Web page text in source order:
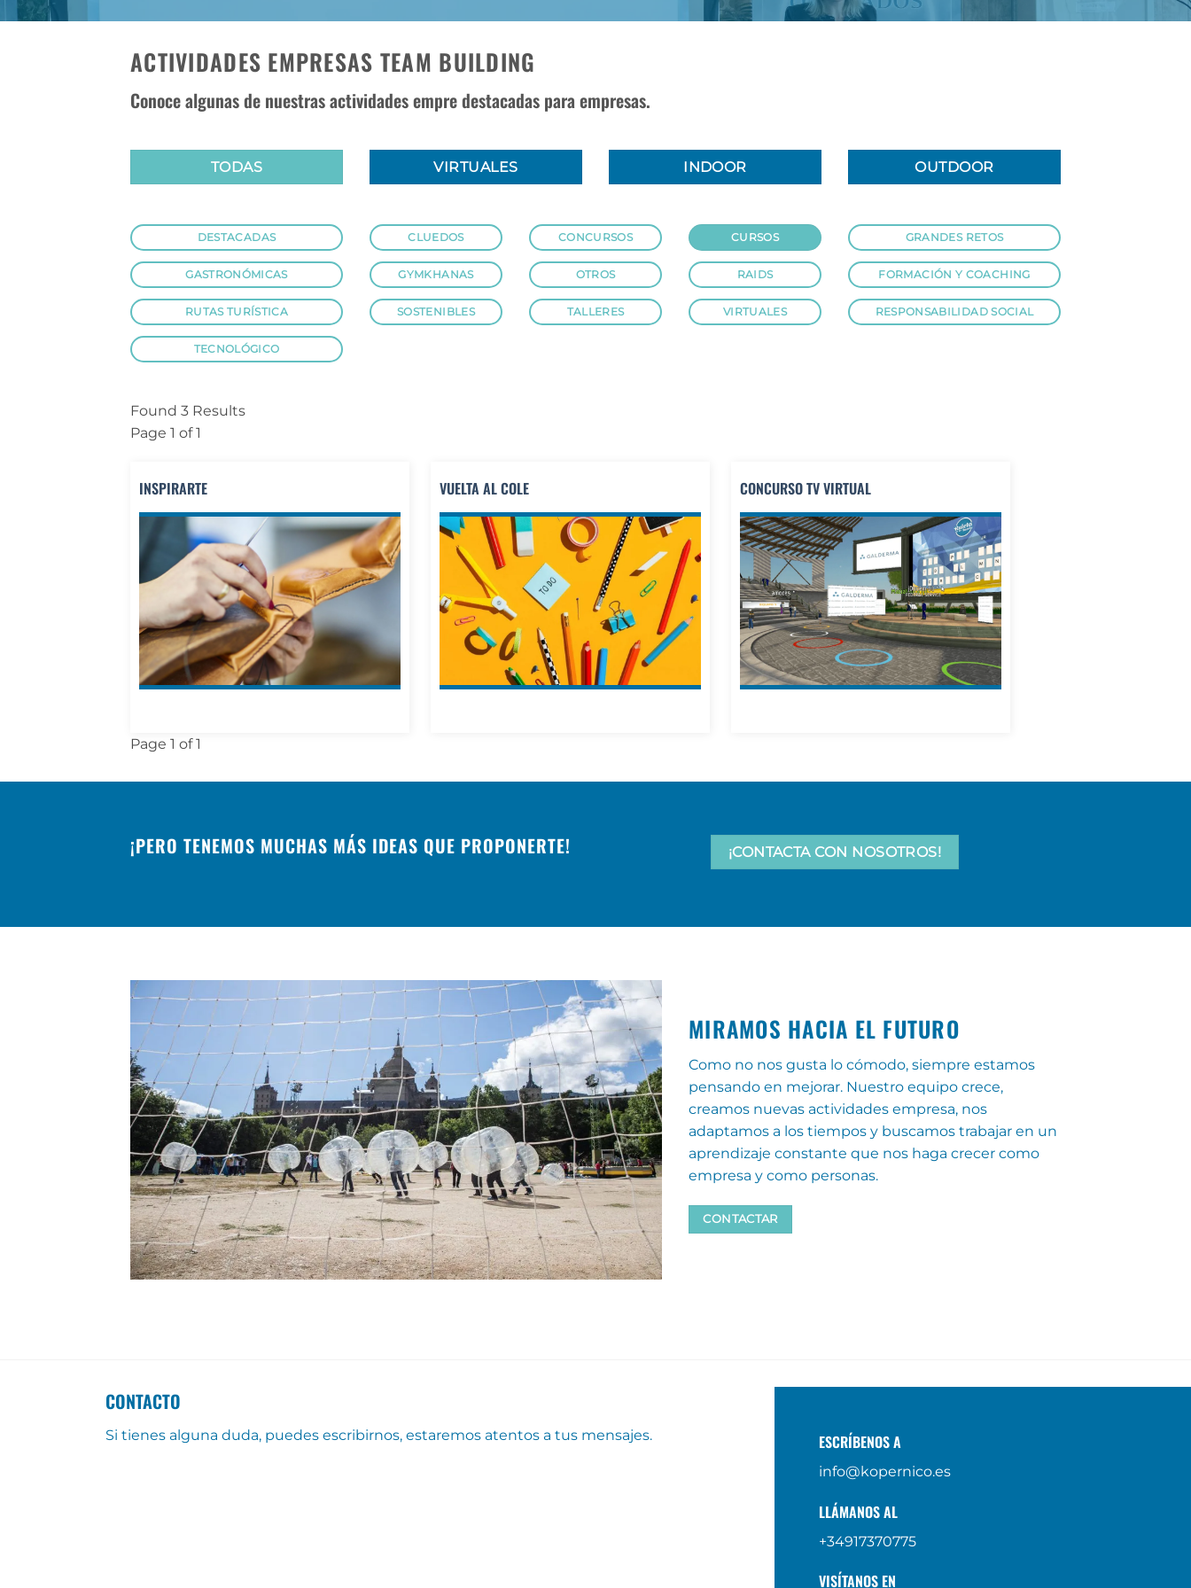
ACTIVIDADES EMPRESAS TEAM BUILDING
Conoce algunas de nuestras actividades empre destacadas para empresas.
TODAS VIRTUALES INDOOR OUTDOOR
DESTACADAS
GASTRONÓMICAS
RUTAS TURÍSTICA
TECNOLÓGICO
CLUEDOS
GYMKHANAS
SOSTENIBLES
CONCURSOS
OTROS
TALLERES
CURSOS
RAIDS
VIRTUALES
GRANDES RETOS
FORMACIÓN Y COACHING
RESPONSABILIDAD SOCIAL
Found 3 Results
Page 1 of 1
INSPIRARTE VUELTA AL COLE CONCURSO TV VIRTUAL
Page 1 of 1
¡PERO TENEMOS MUCHAS MÁS IDEAS QUE PROPONERTE! ¡CONTACTA CON NOSOTROS!
MIRAMOS HACIA EL FUTURO
Como no nos gusta lo cómodo, siempre estamos
pensando en mejorar. Nuestro equipo crece,
creamos nuevas actividades empresa, nos
adaptamos a los tiempos y buscamos trabajar en un
aprendizaje constante que nos haga crecer como
empresa y como personas.
CONTACTAR
CONTACTO
Si tienes alguna duda, puedes escribirnos, estaremos atentos a tus mensajes. ESCRÍBENOS A
info@kopernico.es
LLÁMANOS AL
+34917370775
VISÍTANOS EN